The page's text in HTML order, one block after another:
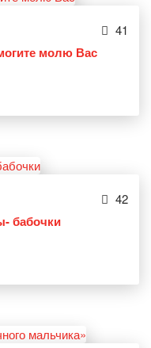
41
молю Вас
42
бабочки